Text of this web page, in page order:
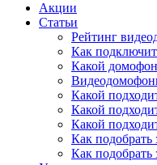
Акции
Статьи
Рейтинг
Как
Какой
Какой
Какой
Какой
Как подобрать
Как подобрать